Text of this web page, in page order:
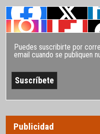
Puedes suscribirte por
email cuando se publiquen
Publicidad